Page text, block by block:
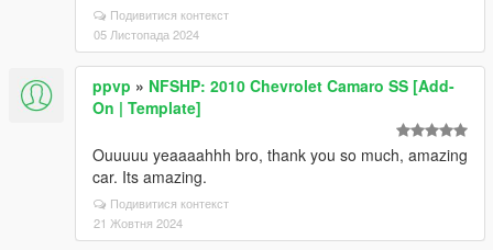
Подивитися контекст
05 Листопада 2024
ppvp » NFSHP: 2010 Chevrolet Camaro SS [Add-
On | Template]
Ouuuuu yeaaaahhh bro, thank you so much, amazing
car. Its amazing.
Подивитися контекст
21 Жовтня 2024